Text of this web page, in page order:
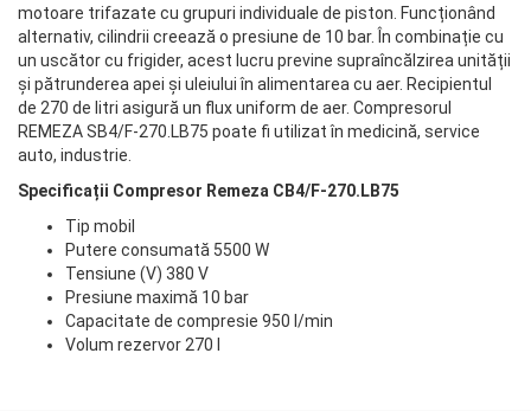
motoare trifazate cu grupuri individuale de piston. Funcționând
alternativ, cilindrii creează o presiune de 10 bar. În combinație cu
un uscător cu frigider, acest lucru previne supraîncălzirea unității
și pătrunderea apei și uleiului în alimentarea cu aer. Recipientul
de 270 de litri asigură un flux uniform de aer. Compresorul
REMEZA SB4/F-270.LB75 poate fi utilizat în medicină, service
auto, industrie.
Specificații Compresor Remeza CB4/F-270.LB75
Tip mobil
Putere consumată 5500 W
Tensiune (V) 380 V
Presiune maximă 10 bar
Capacitate de compresie 950 l/min
Volum rezervor 270 l